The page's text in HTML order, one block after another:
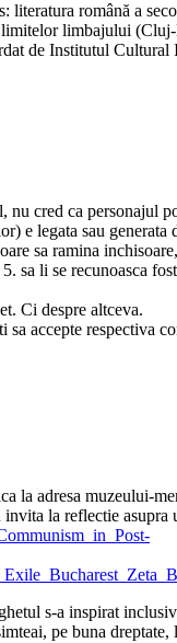
română a
limbajului
de Institutul
nu cred ca personajul
e legata sau
sa ramina
sa li se recunoasca
Ci despre altceva.
accepte respectiva
la adresa muzeului-
la reflectie
s-a inspirat
pe buna dreptate,